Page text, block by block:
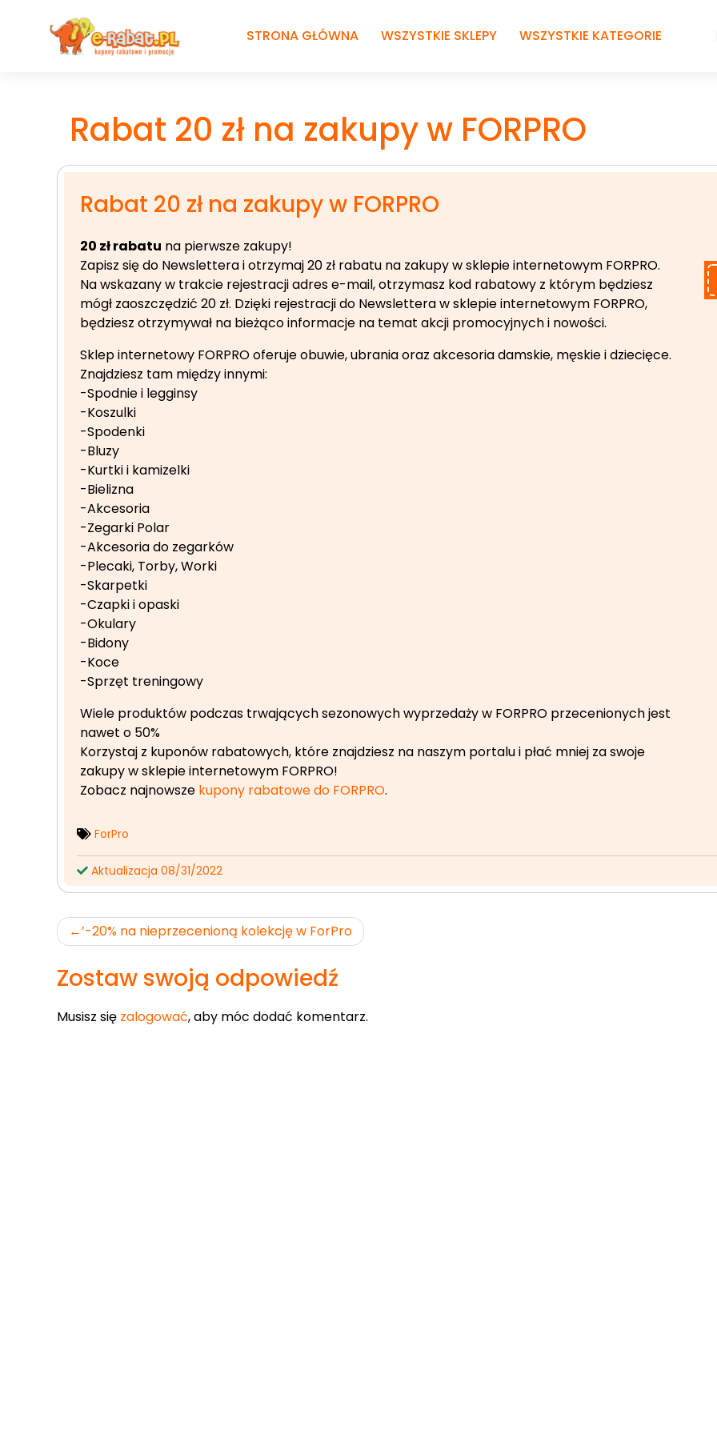
STRONA GŁÓWNA WSZYSTKIE SKLEPY WSZYSTKIE KATEGORIE
Rabat 20 zł na zakupy w FORPRO
Rabat 20 zł na zakupy w FORPRO
20 zł rabatu na pierwsze zakupy!
Zapisz się do Newslettera i otrzymaj 20 zł rabatu na zakupy w sklepie internetowym FORPRO.
Na wskazany w trakcie rejestracjiadres e-mail, otrzymasz kod rabatowy z którym będziesz
mógł zaoszczędzić 20 zł. Dzięki rejestracji do Newslettera w sklepie internetowym FORPRO,
będziesz otrzymywał na bieżąco informacje na temat akcji promocyjnych i nowości.
Sklep internetowy FORPRO oferuje obuwie, ubrania oraz akcesoria damskie, męskie i dziecięce.
Znajdziesz tam między innymi:
-Spodnie i legginsy
-Koszulki
-Spodenki
-Bluzy
-Kurtki i kamizelki
-Bielizna
-Akcesoria
-Zegarki Polar
-Akcesoria do zegarków
-Plecaki, Torby, Worki
-Skarpetki
-Czapki i opaski
-Okulary
-Bidony
-Koce
-Sprzęt treningowy
Wiele produktów podczas trwających sezonowych wyprzedaży w FORPRO przecenionych jest
nawet o 50%
Korzystaj z kuponów rabatowych, które znajdziesz na naszym portalu i płać mniej za swoje
zakupy w sklepie internetowym FORPRO!
Zobacz najnowsze kupony rabatowe do FORPRO.
ForPro
Aktualizacja 08/31/2022
Nawigacja
wpisu
’-20% na nieprzecenioną kolekcję w ForPro
Zostaw swoją odpowiedź
Musisz się zalogować, aby móc dodać komentarz.